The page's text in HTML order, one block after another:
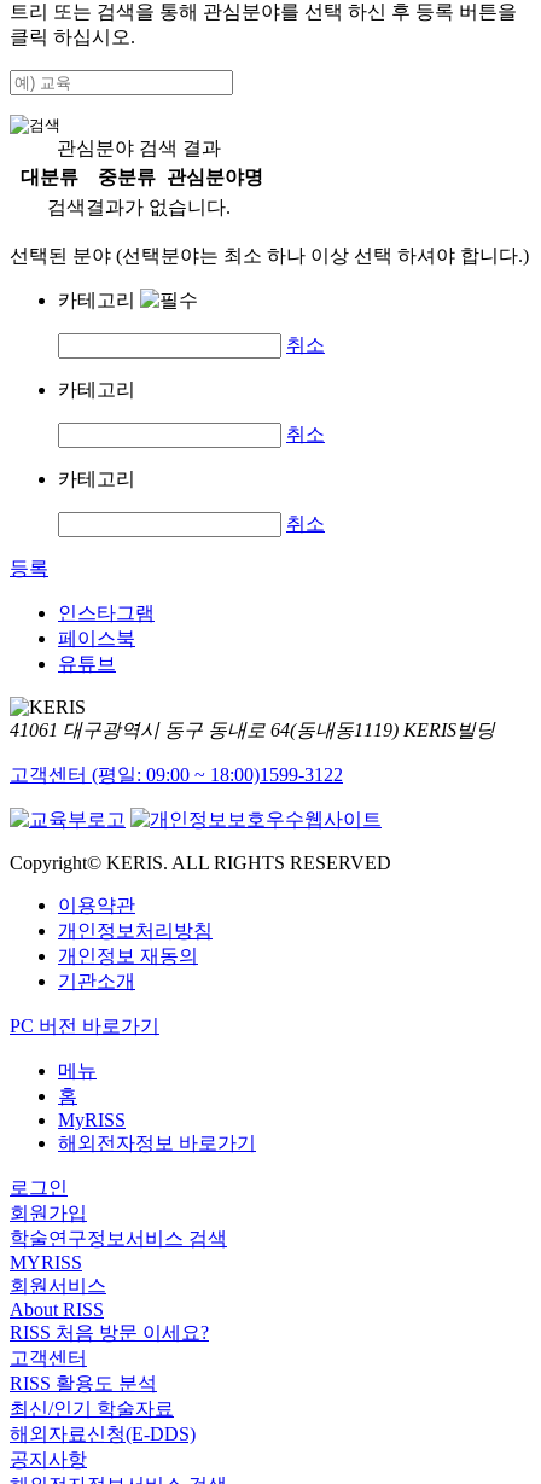
트리 또는 검색을 통해 관심분야를 선택 하신 후 등록 버튼을
클릭 하십시오.
관심분야 검색 결과
대분류
중분류
관심분야명
검색결과가 없습니다.
선택된 분야 (선택분야는 최소 하나 이상 선택 하셔야 합니다.)
카테고리
취소
카테고리
취소
카테고리
취소
등록
인스타그램
페이스북
유튜브
41061 대구광역시 동구 동내로 64(동내동1119) KERIS빌딩
고객센터 (평일: 09:00 ~ 18:00)1599-3122
Copyright© KERIS. ALL RIGHTS RESERVED
이용약관
개인정보처리방침
개인정보 재동의
기관소개
PC 버전 바로가기
메뉴
홈
MyRISS
해외전자정보 바로가기
로그인
회원가입
학술연구정보서비스 검색
MYRISS
회원서비스
About RISS
RISS 처음 방문 이세요?
고객센터
RISS 활용도 분석
최신/인기 학술자료
해외자료신청(E-DDS)
공지사항